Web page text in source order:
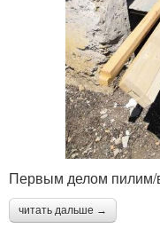
Первым делом пилим/
читать дальше →